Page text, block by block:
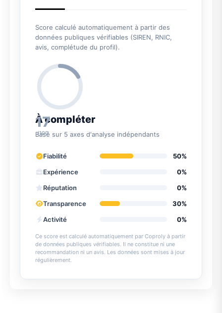
Score calculé automatiquement à partir des
données publiques vérifiables (SIREN, RNIC,
avis, complétude du profil).
17
/100
À compléter
Basé sur 5 axes d'analyse indépendants
Fiabilité
50%
Expérience
0%
Réputation
0%
Transparence
30%
Activité
0%
Ce score est calculé automatiquement par Coproly à partir
de données publiques vérifiables. Il ne constitue ni une
recommandation ni un avis. Les données sont mises à jour
régulièrement.